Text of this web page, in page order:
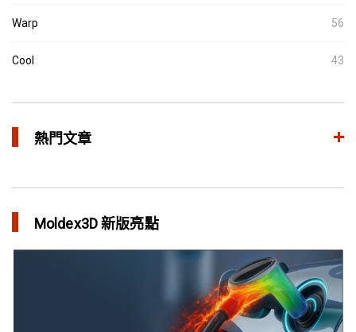
Warp 56
Cool 43
熱門文章
異型水路可行性驗證 縮短USB外殼生產週期
Moldex3D 新版亮點